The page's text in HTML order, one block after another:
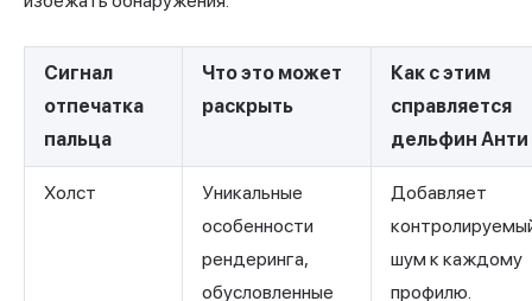
Сигнал
отпечатка
пальца
Что это может
раскрыть
Как с этим
справляется
дельфин Анти
Холст
Уникальные
особенности
рендеринга,
обусловленные
Добавляет
шум к каждому
профилю.